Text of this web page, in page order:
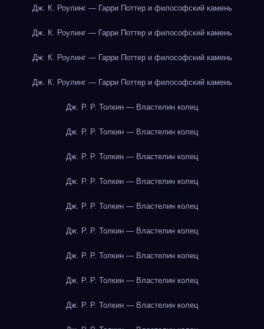
Дж. К. Роулинг — Гарри Поттер и философский камень
Дж. К. Роулинг — Гарри Поттер и философский камень
Дж. К. Роулинг — Гарри Поттер и философский камень
Дж. К. Роулинг — Гарри Поттер и философский камень
Дж. Р. Р. Толкин — Властелин колец
Дж. Р. Р. Толкин — Властелин колец
Дж. Р. Р. Толкин — Властелин колец
Дж. Р. Р. Толкин — Властелин колец
Дж. Р. Р. Толкин — Властелин колец
Дж. Р. Р. Толкин — Властелин колец
Дж. Р. Р. Толкин — Властелин колец
Дж. Р. Р. Толкин — Властелин колец
Дж. Р. Р. Толкин — Властелин колец